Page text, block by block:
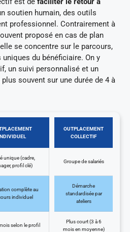
soutien humain, des outils
professionnel. Contrairement à
proposé en cas de plan
se concentre sur le parcours,
du bénéficiaire. On y
un suivi personnalisé et un
souvent sur une durée de 4 à
OUTPLACEMENT
COLLECTIF
unique (cadre,
profil clé)
Groupe de salariés
complète au
individuel
Démarche
standardisée par
ateliers
selon le profil
Plus court (3 à 6
mois en moyenne)